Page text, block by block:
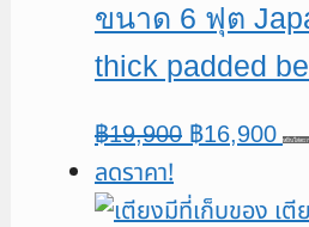
ขนาด 6 ฟุต
thick padded
฿19,900 Original
was:
฿16,900
is:
หยิบใส่ตะ
ลดราคา!